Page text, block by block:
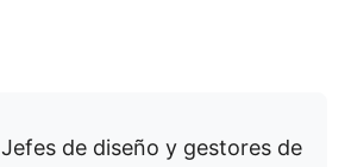
Jefes de diseño y gestores de